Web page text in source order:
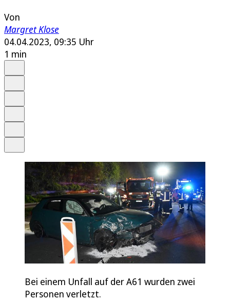
Von
Margret Klose
04.04.2023, 09:35 Uhr
1 min
Bei einem Unfall auf der A61 wurden zwei
Personen verletzt.